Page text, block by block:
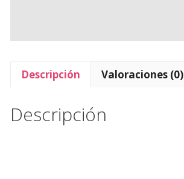
Descripción Valoraciones (0)
Descripción